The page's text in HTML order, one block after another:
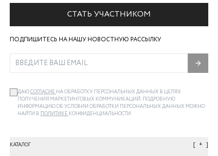
СТАТЬ УЧАСТНИКОМ
ПОДПИШИТЕСЬ НА НАШУ НОВОСТНУЮ РАССЫЛКУ
ДАЮСОГЛАСИЕ НА ОБРАБОТКУ ПЕРСОНАЛЬНЫХ ДАННЫХ В ЦЕЛЯХ
ПОЛУЧЕНИЯ МАРКЕТИНГОВЫХ КОММУНИКАЦИЙ. ПОДРОБНУЮ
ИНФОРМАЦИЮ ОБ УСЛОВИИ ОБРАБОТКИ ПЕРСОНАЛЬНЫХ ДАННЫХ МОЖНО
НАЙТИ В ПОЛИТИКЕ КОНФИДЕНЦИАЛЬНОСТИ
КАТАЛОГ +